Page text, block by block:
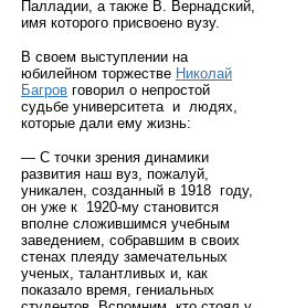
Палладии, а также В. Вернадский,
имя которого присвоено вузу.
В своем выступлении на
юбилейном торжестве Николай
Багров говорил о непростой
судьбе университета и людях,
которые дали ему жизнь:
— С точки зрения динамики
развития наш вуз, пожалуй,
уникален, созданный в 1918 году,
он уже к 1920-му становится
вполне сложившимся учебным
заведением, собравшим в своих
стенах плеяду замечательных
ученых, талантливых и, как
показало время, гениальных